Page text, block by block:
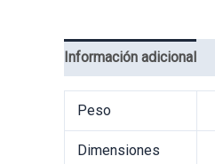
Información adicional
Peso
Dimensiones